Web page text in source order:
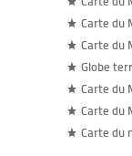
Carte du
Carte du
Globe
Carte du
Carte du
Carte du